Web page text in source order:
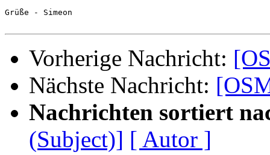
Grüße - Simeon
Vorherige Nachricht:
Nächste Nachricht:
Nachrichten sortiert
(Subject)] [ Autor ]